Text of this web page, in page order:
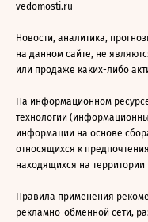
vedomosti.ru
Новости, аналитика,
на данном сайте, не
или продаже каких-либо
На информационном
технологии
информации на основе
относящихся к
находящихся на
Правила применения
рекламно-обменной сети,